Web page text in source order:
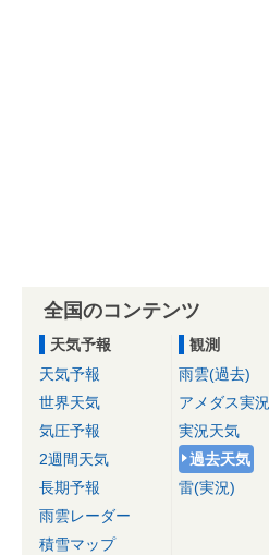
全国のコンテンツ
天気予報
天気予報
世界天気
気圧予報
2週間天気
長期予報
雨雲レーダー
積雪マップ
観測
雨雲(過去)
アメダス実況
実況天気
過去天気
雷(実況)